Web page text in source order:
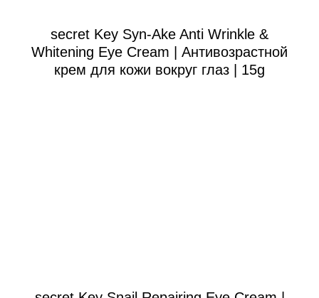
secret Key Syn-Ake Anti Wrinkle &
Whitening Eye Cream | Антивозрастной
крем для кожи вокруг глаз | 15g